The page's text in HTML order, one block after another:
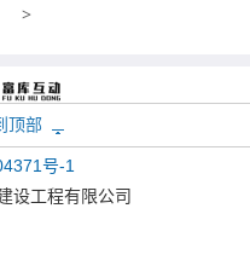
>
顶部
号-1
设工程有限公司